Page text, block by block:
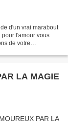
d'un vrai marabout
pour l'amour vous
de votre
LA MAGIE